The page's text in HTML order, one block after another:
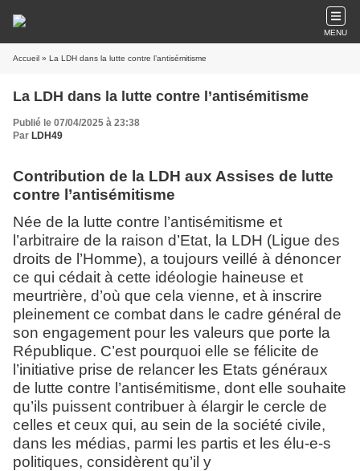
MENU
Accueil » La LDH dans la lutte contre l’antisémitisme
La LDH dans la lutte contre l’antisémitisme
Publié le 07/04/2025 à 23:38
Par LDH49
Contribution de la LDH aux Assises de lutte
contre l’antisémitisme
Née de la lutte contre l’antisémitisme et
l’arbitraire de la raison d’Etat, la LDH (Ligue des
droits de l’Homme), a toujours veillé à dénoncer
ce qui cédait à cette idéologie haineuse et
meurtrière, d’où que cela vienne, et à inscrire
pleinement ce combat dans le cadre général de
son engagement pour les valeurs que porte la
République. C’est pourquoi elle se félicite de
l’initiative prise de relancer les Etats généraux
de lutte contre l’antisémitisme, dont elle souhaite
qu’ils puissent contribuer à élargir le cercle de
celles et ceux qui, au sein de la société civile,
dans les médias, parmi les partis et les élu-e-s
politiques, considèrent qu’il y